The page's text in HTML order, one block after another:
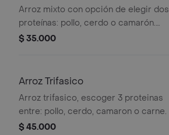
Arroz mixto con opción de elegir dos
proteínas: pollo, cerdo o camarón.
Incluye vegetales visibles como
$ 35.000
Arroz Trifasico
Arroz trifasico, escoger 3 proteinas
entre: pollo, cerdo, camaron o carne.
$ 45.000